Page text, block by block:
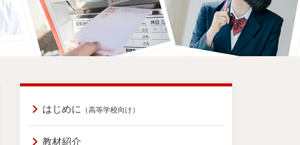
はじめに （高等学校向け）
教材紹介